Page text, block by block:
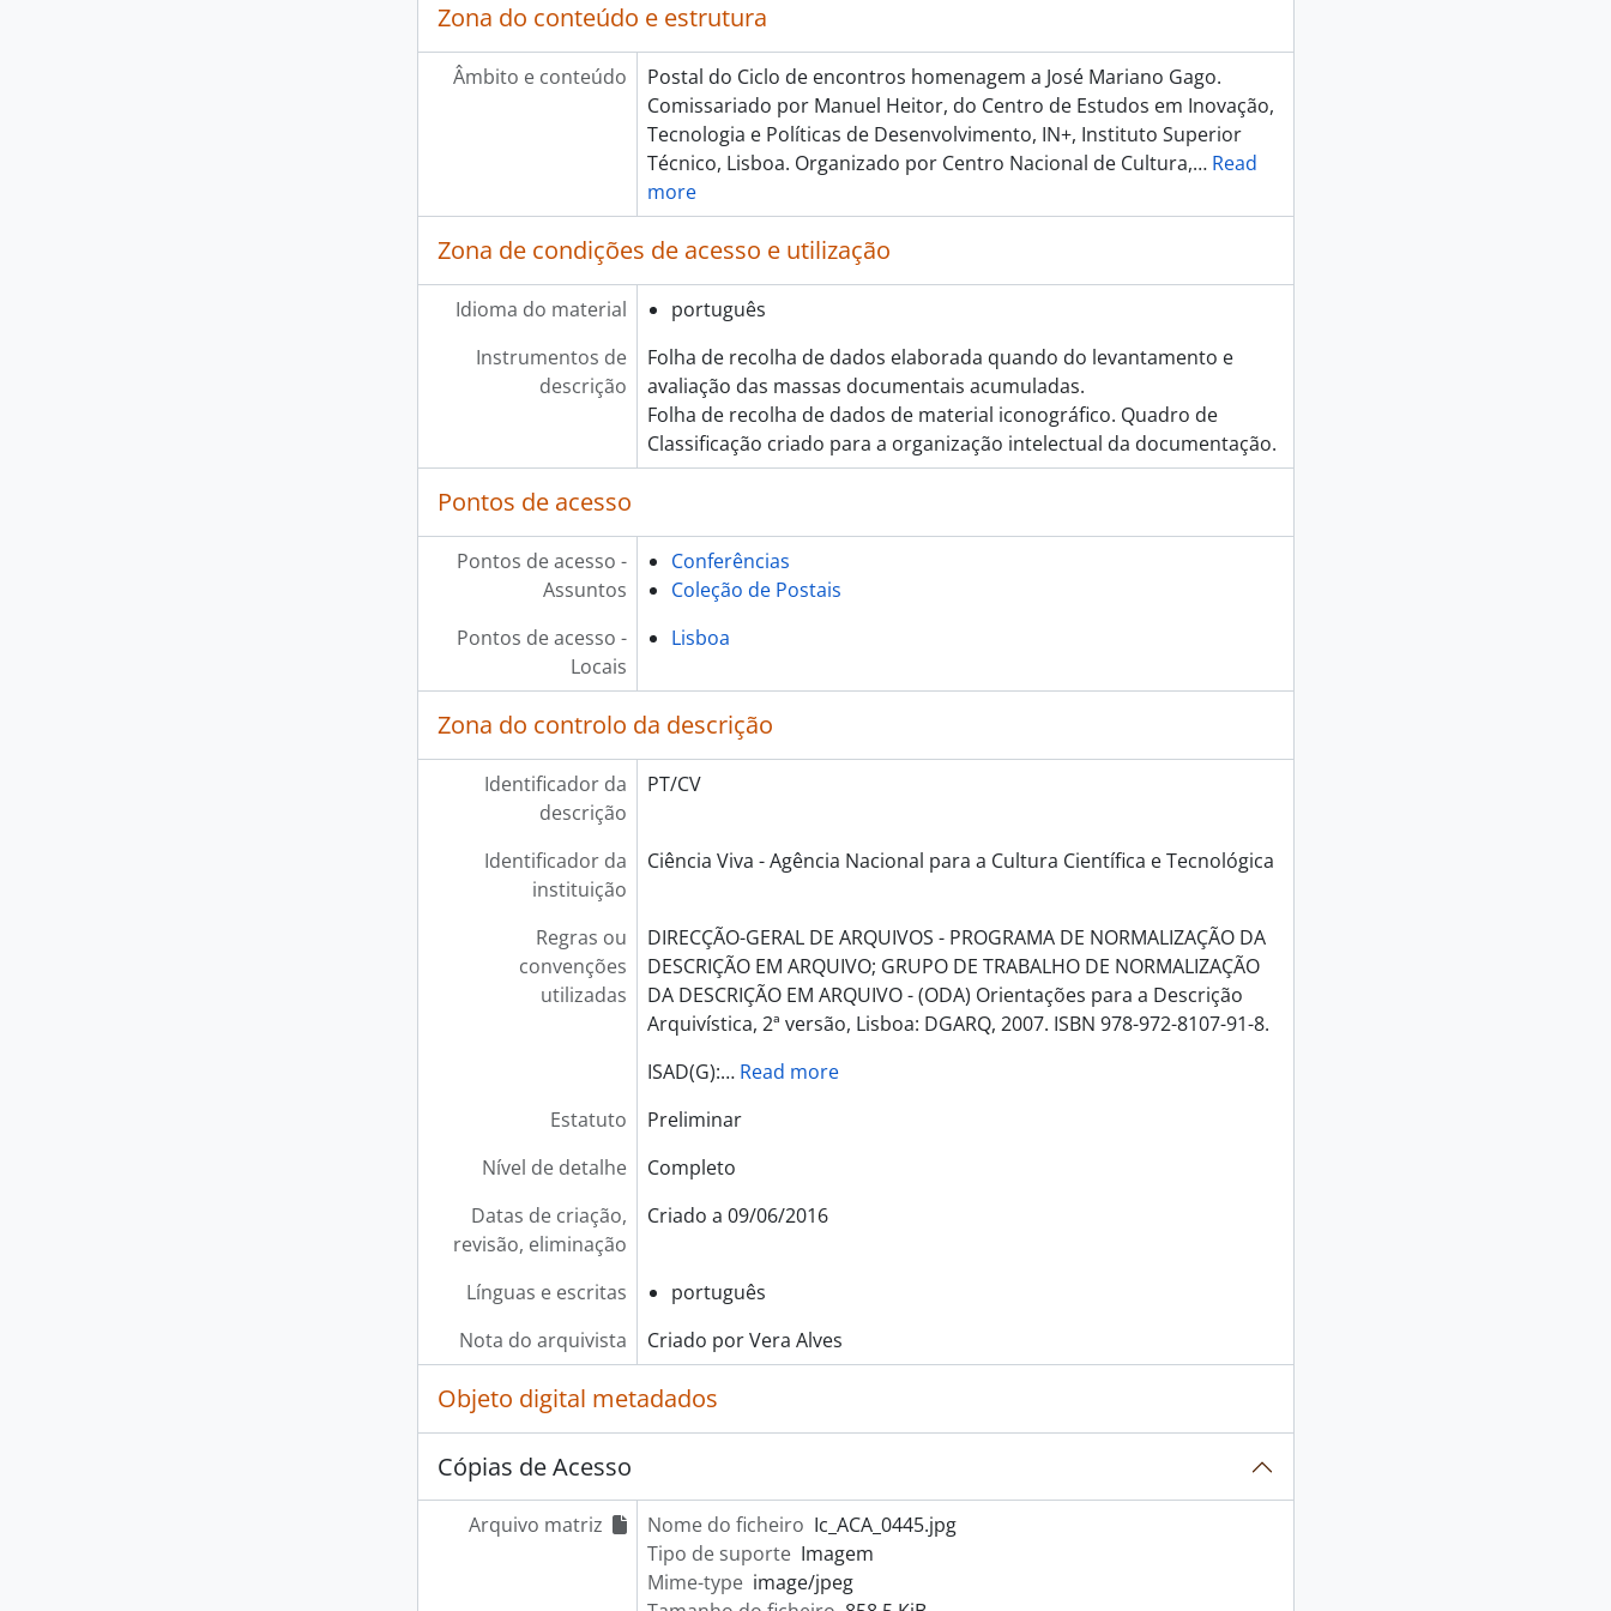
[Item] O amor e a sexualidade numa exposição sem tabus, 2011
[Item] Escola Ciência Viva, 2011
[Item] Férias com ciência, s.d.
[Item] Conferências Ciência Viva - Ilhas de Plástico - Que fazer?, 2015
[Item] Conferências Ciência Viva - A domesticação: uma breve história daquilo que comemos, 2015
[Item] Conferências Ciência Viva - Privacidade na era Snowden: alguns batoteiros muitos incautos, 2015
[Item] A Ciência é Apaixonante, 2009 - 2010
[Item] 17.º Aniversário do Pavilhão do Conhecimento, 2016
[Item] 19.º Aniversário do Pavilhão do Conhecimento, 2018
[Item] 20.º Aniversário do Pavilhão do Conhecimento, 2019
[Coleção] Coleção de cartas, 1997 - 1998
[Coleção] Coleção de Cartazes, 1996 - 2025
[Coleção] Coleção de Folhetos, 1996 - 2023
[Coleção] Coleção Multimédia, 1996 - 2023
[Coleção] Coleção de Fotografias, 1996 - 2026
Zona do conteúdo e estrutura
Âmbito e conteúdo
Postal do Ciclo de encontros homenagem a José Mariano Gago.
Comissariado por Manuel Heitor, do Centro de Estudos em Inovação,
Tecnologia e Políticas de Desenvolvimento, IN+, Instituto Superior
Técnico, Lisboa. Organizado por Centro Nacional de Cultura,… Read
more
Zona de condições de acesso e utilização
Idioma do material
português
Instrumentos de
descrição
Folha de recolha de dados elaborada quando do levantamento e
avaliação das massas documentais acumuladas.
Folha de recolha de dados de material iconográfico. Quadro de
Classificação criado para a organização intelectual da documentação.
Pontos de acesso
Pontos de acesso -
Assuntos
Conferências
Coleção de Postais
Pontos de acesso -
Locais
Lisboa
Zona do controlo da descrição
Identificador da
descrição
PT/CV
Identificador da
instituição
Ciência Viva - Agência Nacional para a Cultura Científica e Tecnológica
Regras ou
convenções
utilizadas
DIRECÇÃO-GERAL DE ARQUIVOS - PROGRAMA DE NORMALIZAÇÃO DA
DESCRIÇÃO EM ARQUIVO; GRUPO DE TRABALHO DE NORMALIZAÇÃO
DA DESCRIÇÃO EM ARQUIVO - (ODA) Orientações para a Descrição
Arquivística, 2ª versão, Lisboa: DGARQ, 2007. ISBN 978-972-8107-91-8.
ISAD(G):… Read more
Estatuto
Preliminar
Nível de detalhe
Completo
Datas de criação,
revisão, eliminação
Criado a 09/06/2016
Línguas e escritas
português
Nota do arquivista
Criado por Vera Alves
Objeto digital metadados
Cópias de Acesso
Arquivo matriz Nome do ficheiro Ic_ACA_0445.jpg
Tipo de suporte Imagem
Mime-type image/jpeg